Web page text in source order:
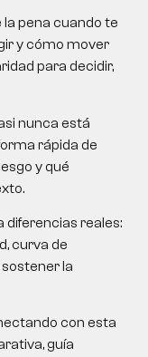
la pena cuando te
y cómo mover
para decidir,
nunca está
rápida de
y qué
diferencias reales:
curva de
la
con esta
guía